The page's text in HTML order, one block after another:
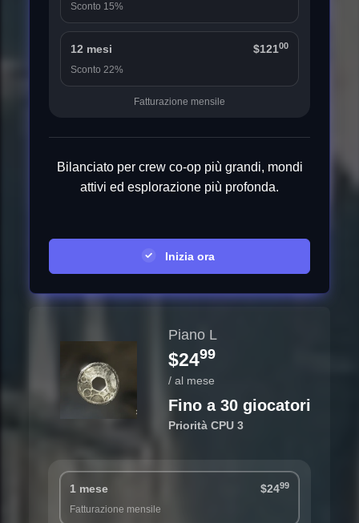
Sconto 15%
12 mesi $12100
Sconto 22%
Fatturazione mensile
Bilanciato per crew co-op più grandi, mondi
attivi ed esplorazione più profonda.
Inizia ora
Piano L
$2499
/ al mese
Fino a 30 giocatori
Priorità CPU 3
1 mese $2499
Fatturazione mensile